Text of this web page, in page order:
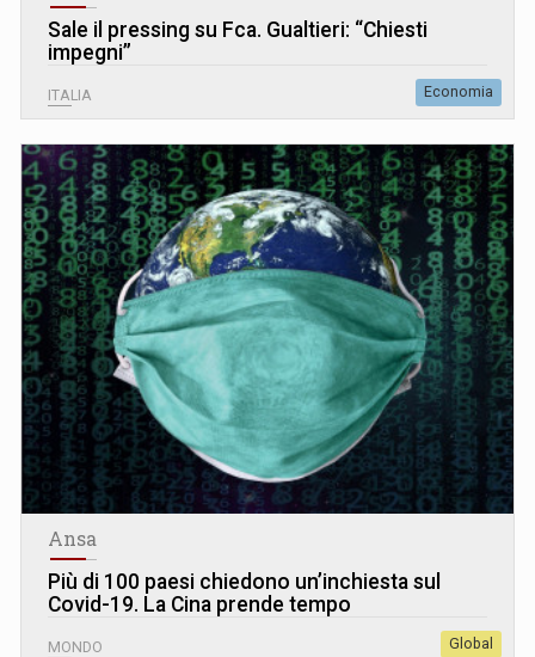
Sale il pressing su Fca. Gualtieri: “Chiesti
impegni”
ITALIA Economia
Ansa
Più di 100 paesi chiedono un’inchiesta sul
Covid-19. La Cina prende tempo
MONDO Global